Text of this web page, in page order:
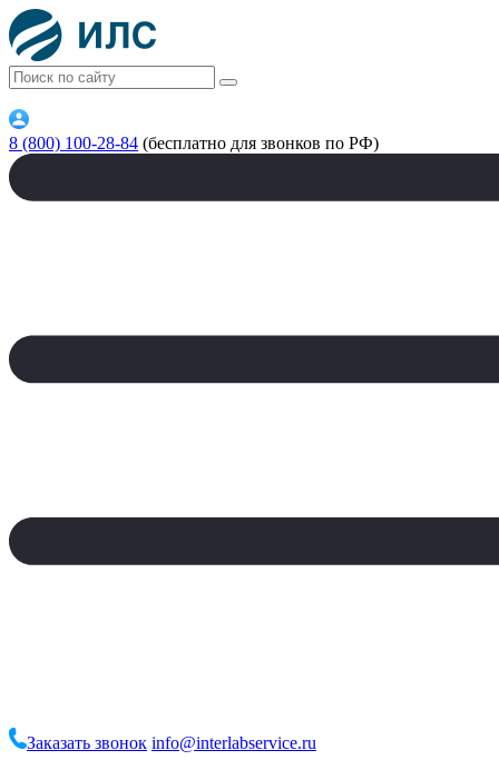
8 (800) 100-28-84 (бесплатно для звонков по РФ)
Заказать звонок info@interlabservice.ru